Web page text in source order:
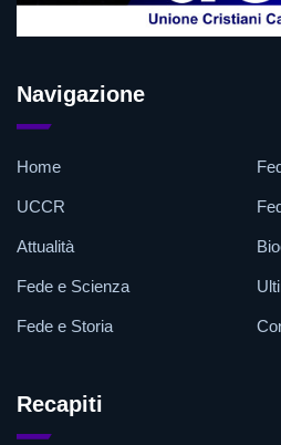
Navigazione
Home
UCCR
Attualità
Fede e Scienza
Fede e Storia
Recapiti